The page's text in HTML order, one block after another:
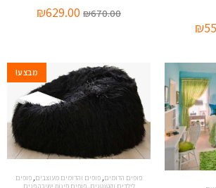
₪
₪670.00
₪629.00
מבצע!
פופים הדומים פופים והדומים מעוצבים פופים
לילדים וקטנטנים ,פופים פינות ישיבה פנים